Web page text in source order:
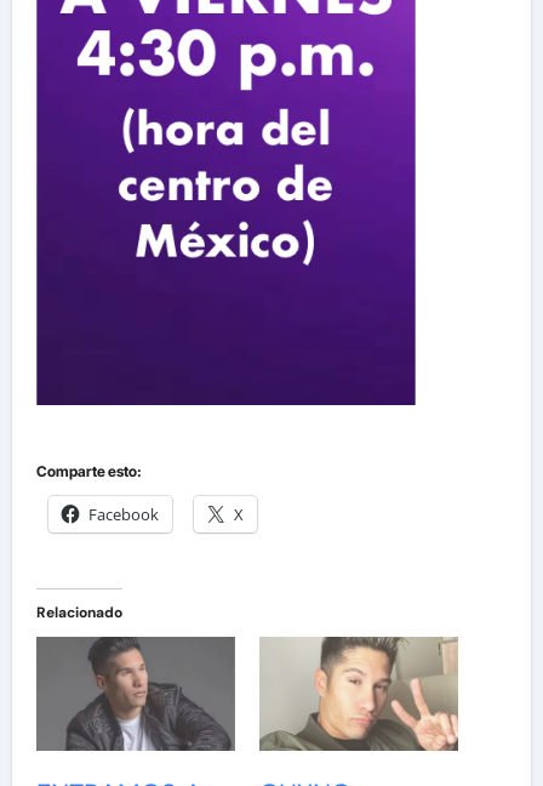
Comparte esto:
Facebook X
Relacionado